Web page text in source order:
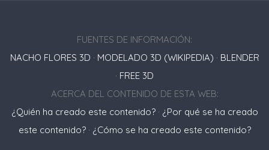
FUENTES DE INFORMACIÓN:
NACHO FLORES 3D · MODELADO 3D (WIKIPEDIA) · BLENDER
· FREE 3D
ACERCA DEL CONTENIDO DE ESTA WEB:
¿Quién ha creado este contenido?· ¿Por qué se ha creado
este contenido?· ¿Cómo se ha creado este contenido?